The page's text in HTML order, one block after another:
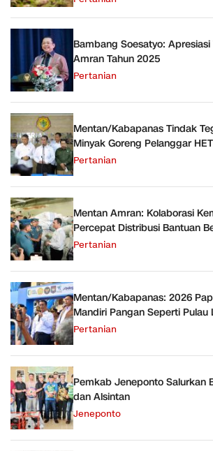
Bambang Soesatyo:
Amran Tahun 2025
Pertanian
Mentan/Kabapanas Tindak
Minyak Goreng Pelanggar HET
Pertanian
Mentan Amran: Kolaborasi
Percepat Distribusi Bantuan
Pertanian
Mentan/Kabapanas: 2026
Mandiri Pangan Seperti Pulau
Pertanian
Pemkab Jeneponto Salurkan
dan Alsintan
Jeneponto